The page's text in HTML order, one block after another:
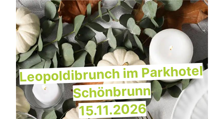
Leopoldibrunch im Parkhotel
Schönbrunn
15.11.2026